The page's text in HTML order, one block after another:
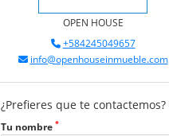
OPEN HOUSE
+584245049657
info@openhouseinmueble.com
¿Prefieres que te contactemos?
Tu nombre *